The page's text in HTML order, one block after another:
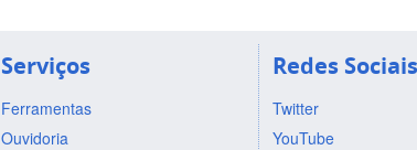
Serviços
Ferramentas
Ouvidoria
Redes Sociais
Twitter
YouTube